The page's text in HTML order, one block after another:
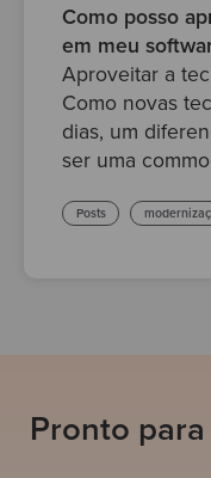
Como posso
em meu
Aproveitar a
Como novas
dias, um
ser uma
Posts
Pronto